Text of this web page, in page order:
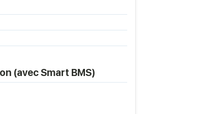
(avec Smart BMS)